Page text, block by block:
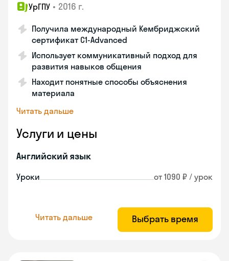
УрГПУ • 2016 г.
Получила международный Кембриджский
сертификат С1-Advanced
Использует коммуникативный подход для
развития навыков общения
Находит понятные способы объяснения
материала
Читать дальше
Услуги и цены
Английский язык
Уроки от 1090 ₽ / урок
Читать дальше Выбрать время